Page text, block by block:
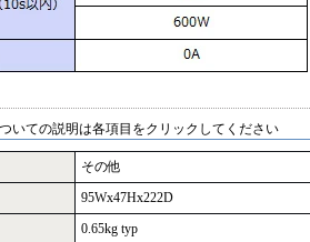
いての説明は各項目をクリックしてください
その他
95Wx47Hx222D
0.65kg typ